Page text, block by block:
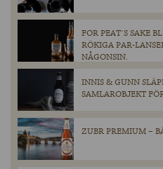
FOR PEAT´S SAKE
RÖKIGA PAR-
NÅGONSIN.
INNIS & GUNN
SAMLAROBJEKT
ZUBR PREMIUM –